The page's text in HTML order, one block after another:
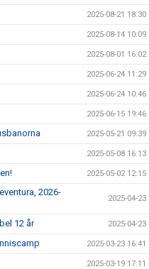
2025-08-21 18:30
2025-08-14 10:09
2025-08-01 16:02
2025-06-24 11:29
2025-06-24 10:46
2025-06-15 19:46
2025-05-21 09:39
2025-05-08 16:13
2025-05-02 12:15
2026-
2025-04-23
12 år 2025-04-23
2025-03-23 16:41
2025-03-19 17:11